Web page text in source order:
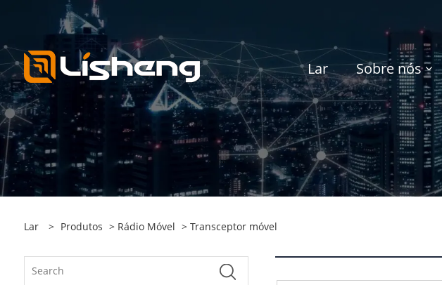
Lar Sobre nós
Lar > Produtos > Rádio Móvel > Transceptor móvel